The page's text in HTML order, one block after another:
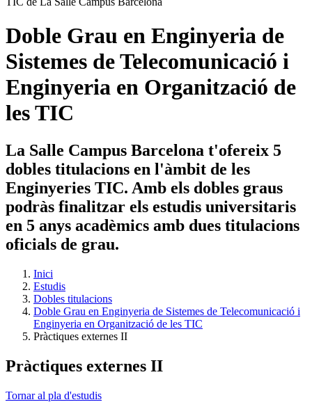
Doble Grau en Enginyeria de
Sistemes de Telecomunicació i
Enginyeria en Organització de
les TIC
La Salle Campus Barcelona t'ofereix 5
dobles titulacions en l'àmbit de les
Enginyeries TIC. Amb els dobles graus
podràs finalitzar els estudis universitaris
en 5 anys acadèmics amb dues titulacions
oficials de grau.
Inici
Estudis
Dobles titulacions
Doble Grau en Enginyeria de Sistemes de Telecomunicació i
Enginyeria en Organització de les TIC
Pràctiques externes II
Pràctiques externes II
Tornar al pla d'estudis